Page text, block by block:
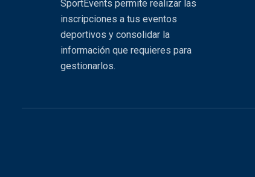
SportEvents permite realizar las
inscripciones a tus eventos
deportivos y consolidar la
información que requieres para
gestionarlos.